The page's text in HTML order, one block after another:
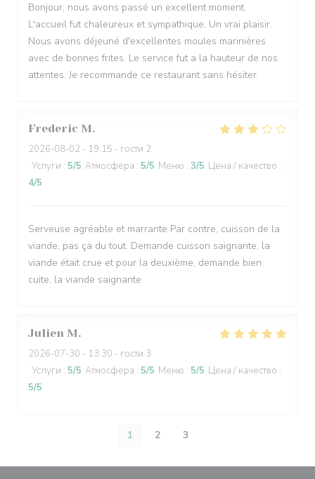
Bonjour, nous avons passé un excellent moment.
L'accueil fut chaleureux et sympathique. Un vrai plaisir.
Nous avons déjeuné d'excellentes moules marinières
avec de bonnes frites. Le service fut a la hauteur de nos
attentes. Je recommande ce restaurant sans hésiter.
Frederic M
2026-08-02 - 19:15 - гости 2
Услуги : 5/5 Атмосфера : 5/5 Меню : 3/5 Цена / качество :
4/5
Serveuse agréable et marrante Par contre, cuisson de la
viande, pas ça du tout. Demande cuisson saignante, la
viande était crue et pour la deuxième, demande bien
cuite, la viande saignante
Julien M
2026-07-30 - 13:30 - гости 3
Услуги : 5/5 Атмосфера : 5/5 Меню : 5/5 Цена / качество :
5/5
1 2 3